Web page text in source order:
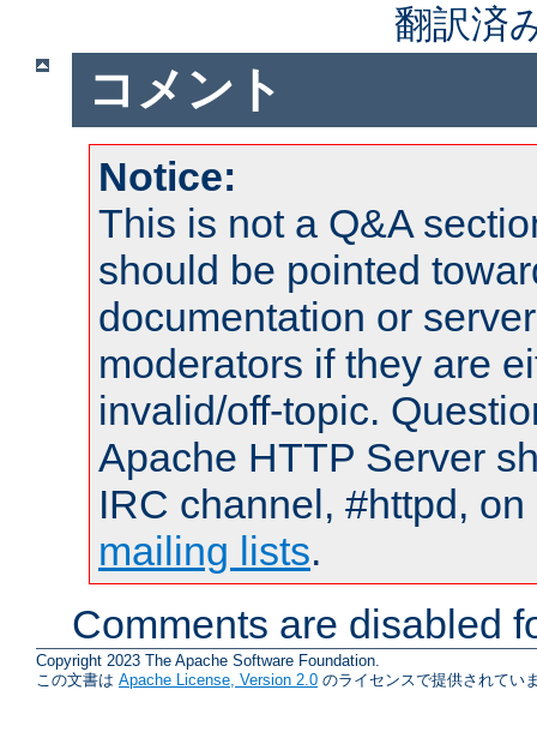
翻訳済
コメント
Notice:
This is not a Q&A
should be pointed
documentation or
moderators if they are
invalid/off-topic.
Apache HTTP Server
IRC channel, #httpd,
mailing lists.
Comments are disabled
Copyright 2023 The Apache Software Foundation.
この文書は Apache License, Version 2.0 のライセンスで提供されてい